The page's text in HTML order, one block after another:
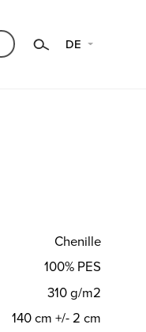
DE
Chenille
100% PES
310 g/m2
140 cm +/- 2 cm